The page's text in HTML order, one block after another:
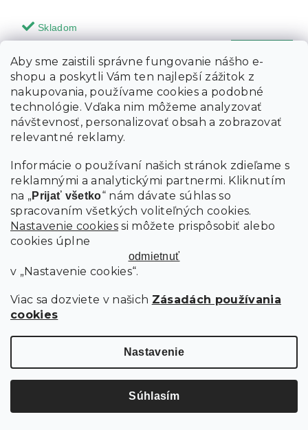
Aby sme zaistili správne fungovanie nášho e-
shopu a poskytli Vám ten najlepší zážitok z
nakupovania, používame cookies a podobné
technológie. Vďaka nim môžeme analyzovať
návštevnosť, personalizovať obsah a zobrazovať
relevantné reklamy.
Informácie o používaní našich stránok zdieľame s
reklamnými a analytickými partnermi. Kliknutím
na „Prijať všetko“ nám dávate súhlas so
spracovaním všetkých voliteľných cookies.
Nastavenie cookies si môžete prispôsobiť alebo
cookies úplne
odmietnuť
v „Nastavenie cookies“.
Viac sa dozviete v našich Zásadách používania
cookies
Nastavenie
Súhlasím
Skladom
507.90 € Do košíka
SVETLOSIVÝ TABURET SMART COSARO S ÚLOŽNÝM PRIESTOROM